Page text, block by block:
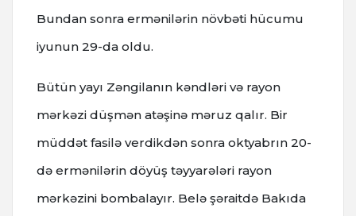
Bundan sonra ermənilərin növbəti hücumu
iyunun 29-da oldu.
Bütün yayı Zəngilanın kəndləri və rayon
mərkəzi düşmən atəşinə məruz qalır. Bir
müddət fasilə verdikdən sonra oktyabrın 20-
də ermənilərin döyüş təyyarələri rayon
mərkəzini bombalayır. Belə şəraitdə Bakıda